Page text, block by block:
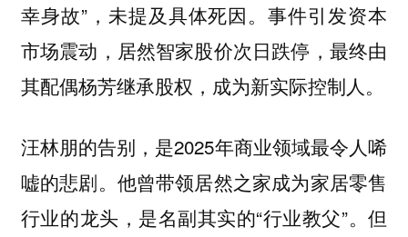
幸身故”，未提及具体死因。事件引发资本
市场震动，居然智家股价次日跌停，最终由
其配偶杨芳继承股权，成为新实际控制人。
汪林朋的告别，是2025年商业领域最令人唏
嘘的悲剧。他曾带领居然之家成为家居零售
行业的龙头，是名副其实的“行业教父”。但